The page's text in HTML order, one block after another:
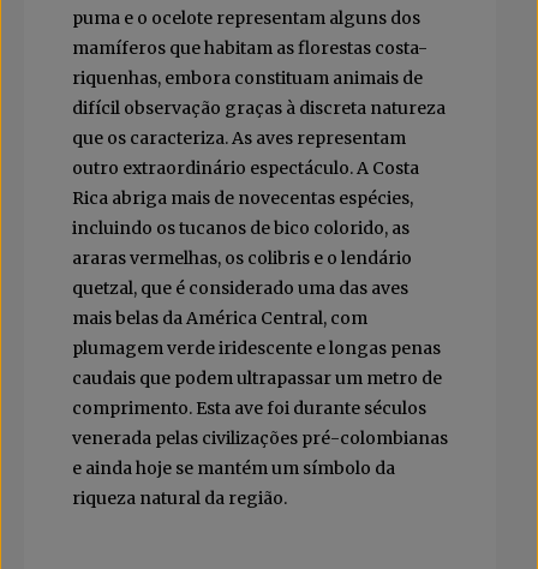
puma e o ocelote representam alguns dos
mamíferos que habitam as florestas costa-
riquenhas, embora constituam animais de
difícil observação graças à discreta natureza
que os caracteriza. As aves representam
outro extraordinário espectáculo. A Costa
Rica abriga mais de novecentas espécies,
incluindo os tucanos de bico colorido, as
araras vermelhas, os colibris e o lendário
quetzal, que é considerado uma das aves
mais belas da América Central, com
plumagem verde iridescente e longas penas
caudais que podem ultrapassar um metro de
comprimento. Esta ave foi durante séculos
venerada pelas civilizações pré-colombianas
e ainda hoje se mantém um símbolo da
riqueza natural da região.